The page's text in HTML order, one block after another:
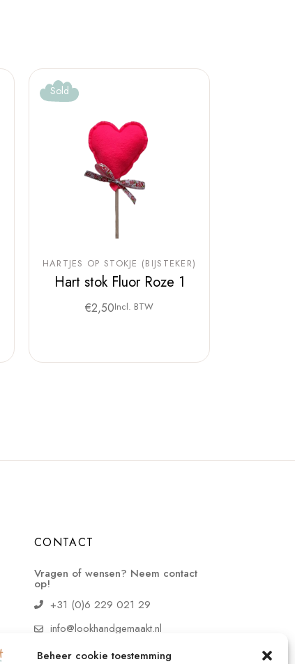
Beheer cookie toestemming
Sold
HARTJES OP STOKJE (BIJSTEKER)
Hart stok Fluor Roze 1
€2,50Incl. BTW
CONTACT
Vragen of wensen? Neem contact
op!
+31 (0)6 229 021 29
info@lookhandgemaakt.nl